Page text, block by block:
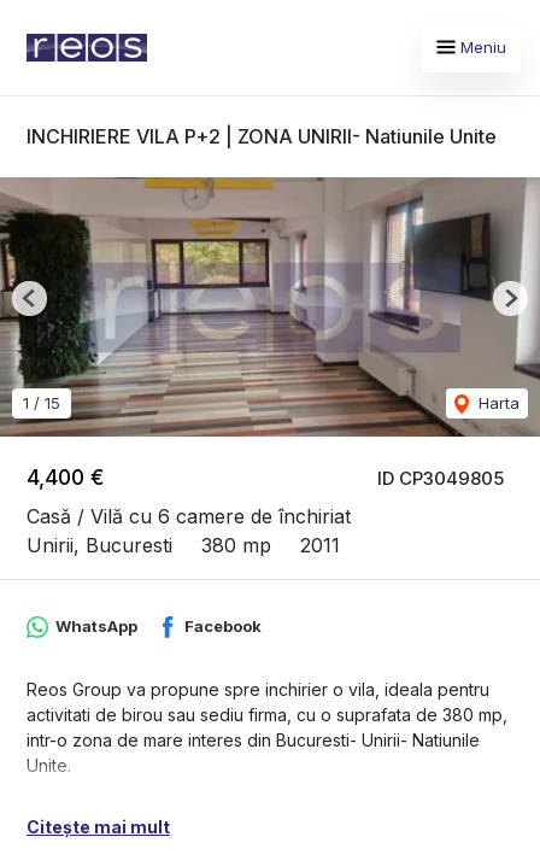
Meniu
INCHIRIERE VILA P+2 | ZONA UNIRII- Natiunile Unite
ID CP3049805
4,400 €
Casă / Vilă cu 6 camere de închiriat
Unirii, Bucuresti
380 mp 2011
1 / 15 Harta
Previous
WhatsApp Facebook
Reos Group va propune spre inchirier o vila, ideala pentru
activitati de birou sau sediu firma, cu o suprafata de 380 mp,
intr-o zona de mare interes din Bucuresti- Unirii- Natiunile
Unite.
urmatoarele facilitati:
Citește mai mult